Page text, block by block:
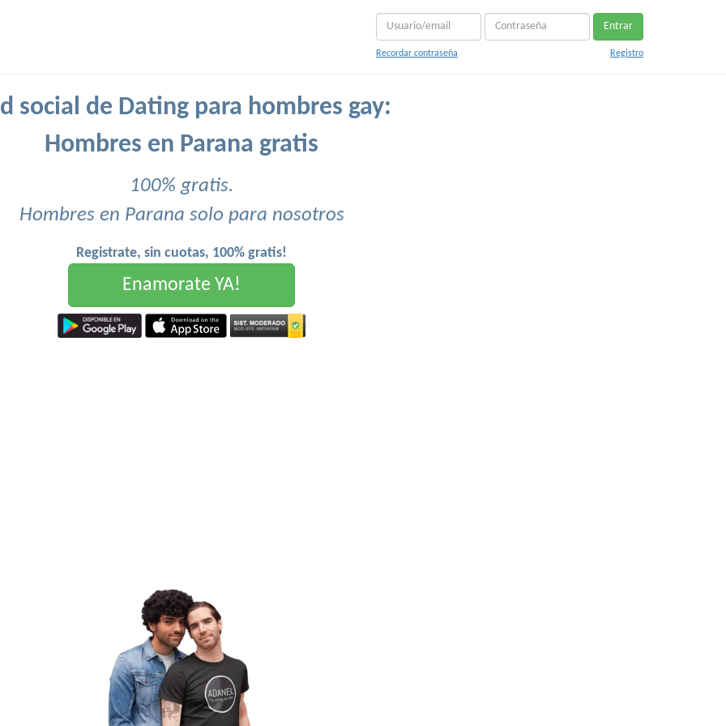
Entrar
Recordar contraseña Registro
social de Dating para hombres gay:
Hombres en Parana gratis
100% gratis.
Hombres en Parana solo para nosotros
Registrate, sin cuotas, 100% gratis!
Enamorate YA!